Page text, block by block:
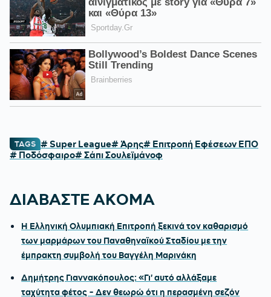
TAGS # Super League# Άρης# Επιτροπή Εφέσεων ΕΠΟ
# Ποδόσφαιρο# Σάπι Σουλεϊμάνοφ
ΔΙΑΒΑΣΤΕ ΑΚΟΜΑ
Η Ελληνική Ολυμπιακή Επιτροπή ξεκινά τον καθαρισμό
των μαρμάρων του Παναθηναϊκού Σταδίου με την
έμπρακτη συμβολή του Βαγγέλη Μαρινάκη
Δημήτρης Γιαννακόπουλος: «Γι' αυτό αλλάξαμε
ταχύτητα φέτος - Δεν θεωρώ ότι η περασμένη σεζόν